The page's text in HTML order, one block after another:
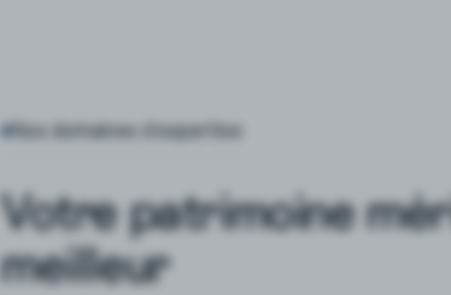
Nos domaines d’expertise
Votre patrimoine
meilleur